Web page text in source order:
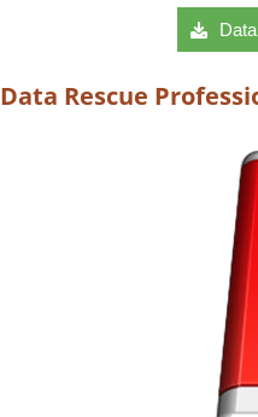
Data Rescue